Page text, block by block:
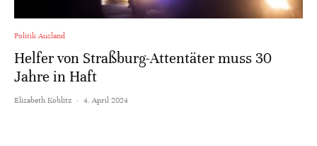
Politik Ausland
Helfer von Straßburg-Attentäter muss 30
Jahre in Haft
Elisabeth Koblitz · 4. April 2024